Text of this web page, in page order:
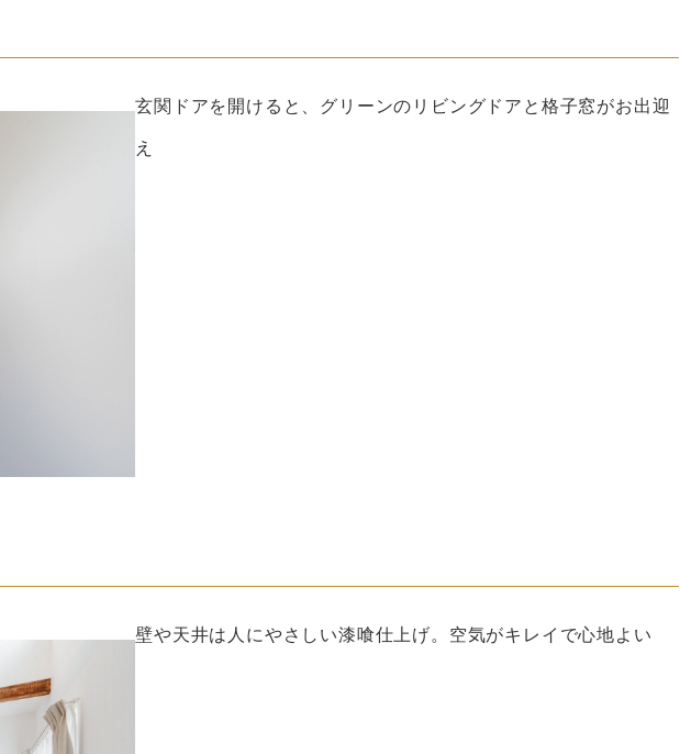
玄関ドアを開けると、グリーンのリビングドアと格子窓がお出迎
え
壁や天井は人にやさしい漆喰仕上げ。空気がキレイで心地よい